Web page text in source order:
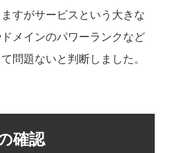
すがサービスという大きな
メインのパワーランクなど
問題ないと判断しました。
確認